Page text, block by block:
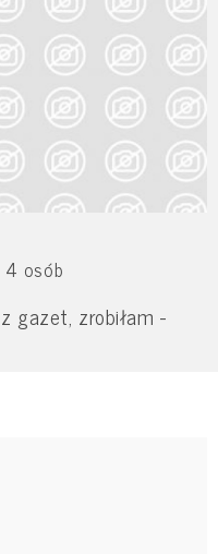
4 osób
gazet, zrobiłam -